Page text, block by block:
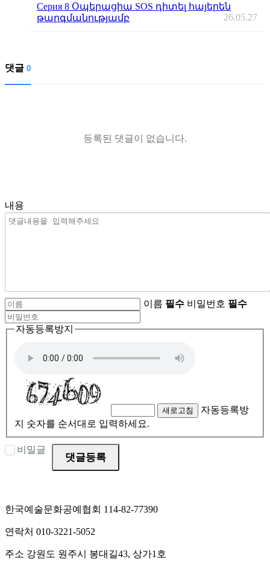
Серия 8 Օպերացիա SOS դիտել հայերեն
թարգմանությամբ
26.05.27
댓글 0
등록된 댓글이 없습니다.
내용
이름 필수 비밀번호 필수
자동등록방지
새로고침
자동등록방
지 숫자를 순서대로 입력하세요.
비밀글
댓글등록
한국예술문화공예협회 114-82-77390
연락처 010-3221-5052
주소 강원도 원주시 봉대길43, 상가1호